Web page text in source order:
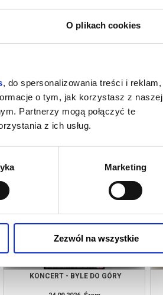
O plikach cookies
, do spersonalizowania treści i reklam,
o tym, jak korzystasz z naszej
Partnerzy mogą połączyć te
z ich usług.
Marketing
Zezwól na wszystkie
EKIPA ZWIERZAKÓW - 2D DUBBING
kup bilet
KONCERT - BYLE DO GÓRY